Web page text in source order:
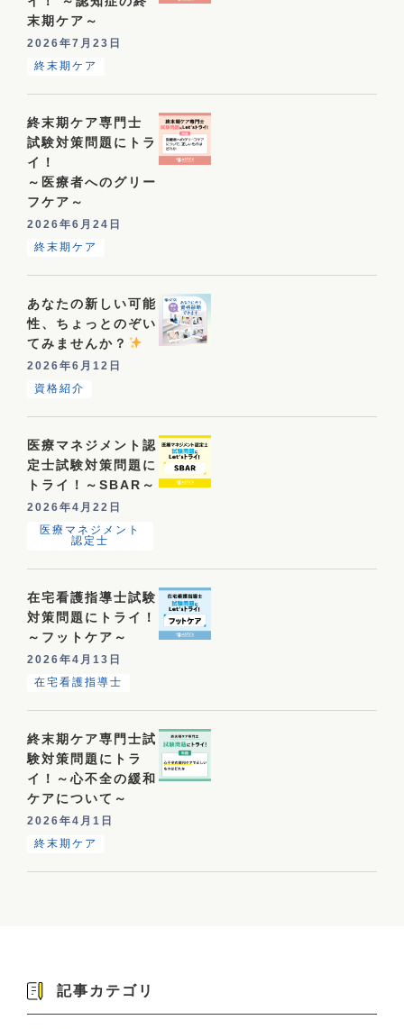
末期ケア～
2026年7月23日
終末期ケア
終末期ケア専門士
試験対策問題にトラ
イ！
～医療者へのグリー
フケア～
2026年6月24日
終末期ケア
あなたの新しい可能
性、ちょっとのぞい
てみませんか？
2026年6月12日
資格紹介
医療マネジメント認
定士試験対策問題に
トライ！～SBAR～
2026年4月22日
医療マネジメント
認定士
在宅看護指導士試験
対策問題にトライ！
～フットケア～
2026年4月13日
在宅看護指導士
終末期ケア専門士試
験対策問題にトラ
イ！～心不全の緩和
ケアについて～
2026年4月1日
終末期ケア
記事カテゴリ